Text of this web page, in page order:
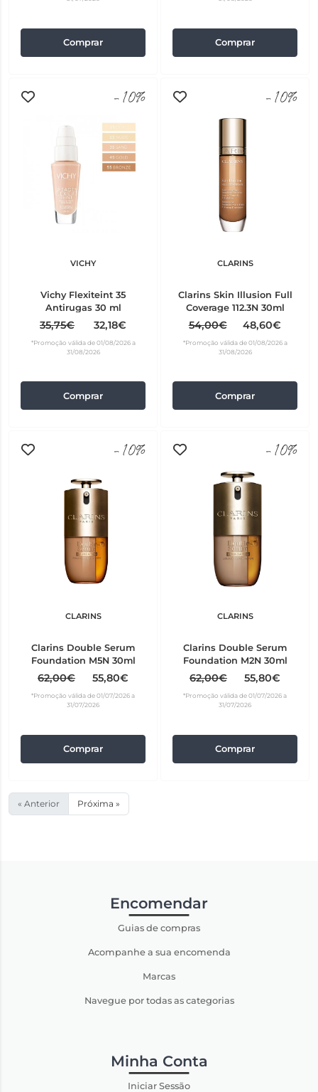
Comprar Comprar
-10%
VICHY
Vichy Flexiteint 35
Antirugas 30 ml
35,75€ 32,18€
*Promoção válida de 01/08/2026 a
31/08/2026
Comprar
-10%
CLARINS
Clarins Skin Illusion Full
Coverage 112.3N 30ml
54,00€ 48,60€
*Promoção válida de 01/08/2026 a
31/08/2026
Comprar
-10%
CLARINS
Clarins Double Serum
Foundation M5N 30ml
62,00€ 55,80€
*Promoção válida de 01/07/2026 a
31/07/2026
Comprar
-10%
CLARINS
Clarins Double Serum
Foundation M2N 30ml
62,00€ 55,80€
*Promoção válida de 01/07/2026 a
31/07/2026
Comprar
« Anterior Próxima »
Encomendar
Guias de compras
Acompanhe a sua encomenda
Marcas
Navegue por todas as categorias
Minha Conta
Iniciar Sessão